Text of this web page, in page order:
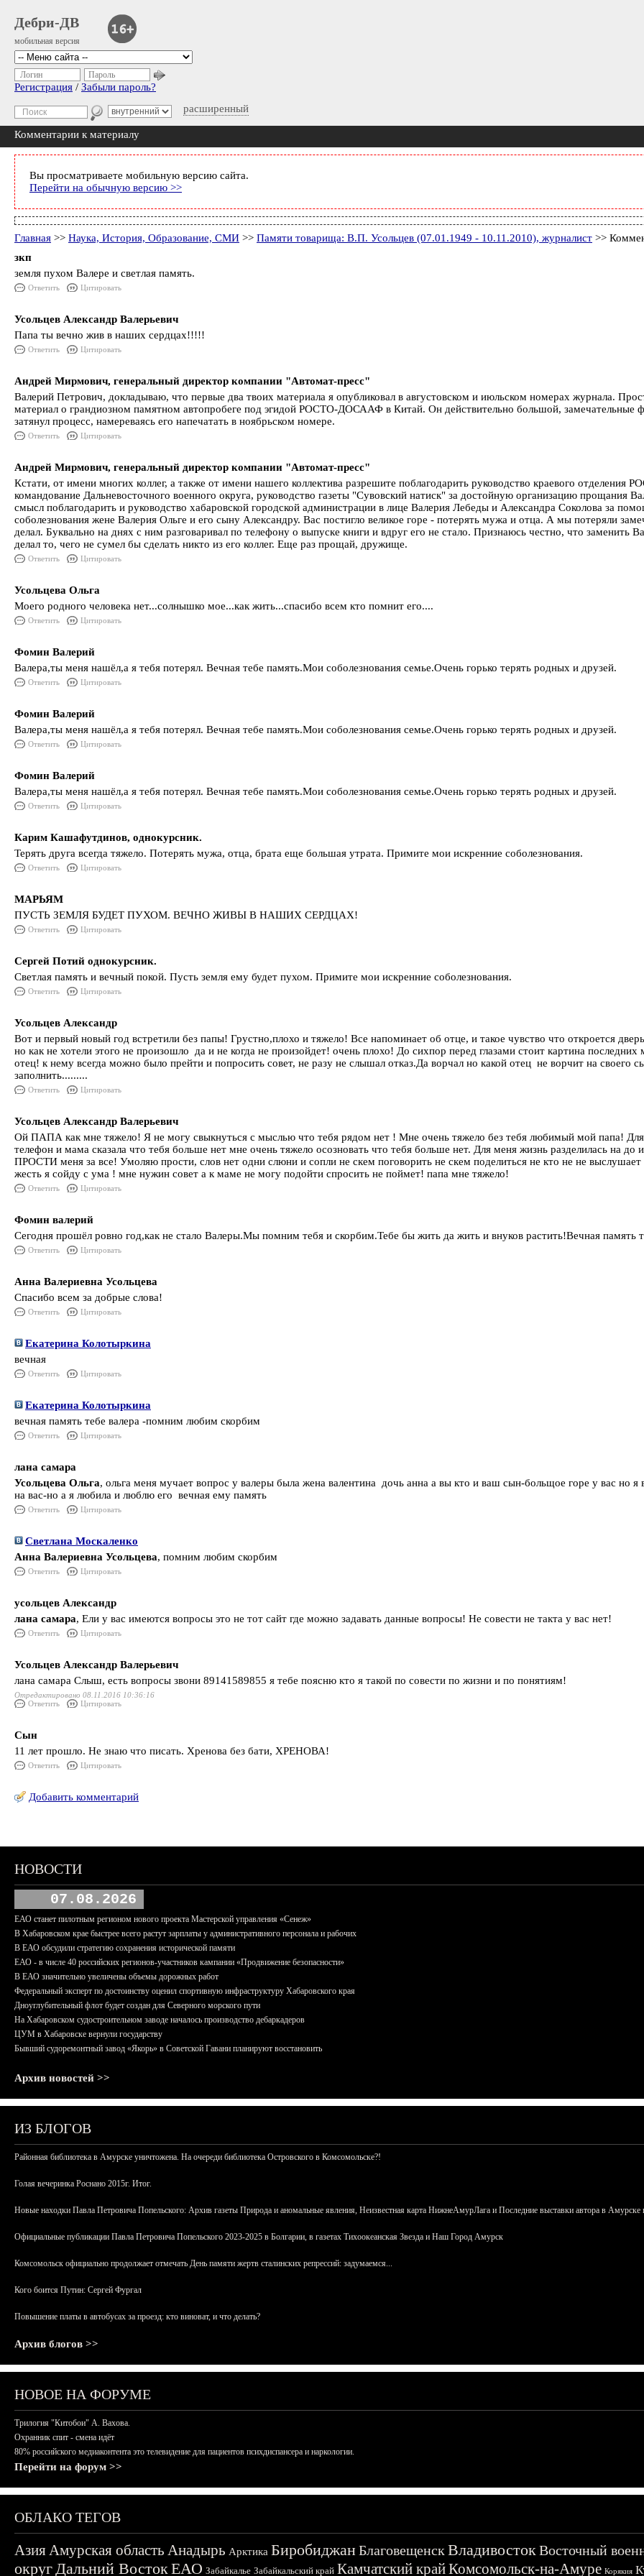
Дебри-ДВ
мобильная версия
расширенный
Логин Пароль
Регистрация / Забыли пароль?
Комментарии к материалу
Вы просматриваете мобильную версию сайта.
Перейти на обычную версию >>
Главная >> Наука, История, Образование, СМИ >> Памяти товарища: В.П. Усольцев (07.01.1949 - 10.11.2010), журналист >>
зкп
земля пухом Валере и светлая память.
Ответить Цитировать
Усольцев Александр Валерьевич
Папа ты вечно жив в наших сердцах!!!!!
Ответить Цитировать
Андрей Мирмович, генеральный директор компании "Автомат-пресс"
Валерий Петрович, докладываю, что первые два твоих материала я опубликовал в августовском и июльском номерах журнала.
материал о грандиозном памятном автопробеге под эгидой РОСТО-ДОСААФ в Китай. Он действительно большой, замечательные
затянул процесс, намереваясь его напечатать в ноябрьском номере.
Ответить Цитировать
Андрей Мирмович, генеральный директор компании "Автомат-пресс"
Кстати, от имени многих коллег, а также от имени нашего коллектива разрешите поблагодарить руководство краевого
командование Дальневосточного военного округа, руководство газеты "Сувовский натиск" за достойную организацию прощания
смысл поблагодарить и руководство хабаровской городской администрации в лице Валерия Лебеды и Александра Соколова за
соболезнования жене Валерия Ольге и его сыну Александру. Вас постигло великое горе - потерять мужа и отца. А мы потеряли
делал. Буквально на днях с ним разговаривал по телефону о выпуске книги и вдруг его не стало. Признаюсь честно, что
делал то, чего не сумел бы сделать никто из его коллег. Еще раз прощай, дружище.
Ответить Цитировать
Усольцева Ольга
Моего родного человека нет...солнышко мое...как жить...спасибо всем кто помнит его....
Ответить Цитировать
Фомин Валерий
Валера,ты меня нашёл,а я тебя потерял. Вечная тебе память.Мои соболезнования семье.Очень горько терять родных и друзей.
Ответить Цитировать
Фомин Валерий
Валера,ты меня нашёл,а я тебя потерял. Вечная тебе память.Мои соболезнования семье.Очень горько терять родных и друзей.
Ответить Цитировать
Фомин Валерий
Валера,ты меня нашёл,а я тебя потерял. Вечная тебе память.Мои соболезнования семье.Очень горько терять родных и друзей.
Ответить Цитировать
Карим Кашафутдинов, однокурсник.
Терять друга всегда тяжело. Потерять мужа, отца, брата еще большая утрата. Примите мои искренние соболезнования.
Ответить Цитировать
МАРЬЯМ
ПУСТЬ ЗЕМЛЯ БУДЕТ ПУХОМ. ВЕЧНО ЖИВЫ В НАШИХ СЕРДЦАХ!
Ответить Цитировать
Сергей Потий однокурсник.
Светлая память и вечный покой. Пусть земля ему будет пухом. Примите мои искренние соболезнования.
Ответить Цитировать
Усольцев Александр
Вот и первый новый год встретили без папы! Грустно,плохо и тяжело! Все напоминает об отце, и такое чувство что откроется
но как не хотели этого не произошло да и не когда не произойдет! очень плохо! До сихпор перед глазами стоит картина
отец! к нему всегда можно было прейти и попросить совет, не разу не слышал отказ.Да ворчал но какой отец не ворчит на своего
заполнить.........
Ответить Цитировать
Усольцев Александр Валерьевич
Ой ПАПА как мне тяжело! Я не могу свыкнуться с мыслью что тебя рядом нет ! Мне очень тяжело без тебя любимый мой папа! Для
телефон и мама сказала что тебя больше нет мне очень тяжело осозновать что тебя больше нет. Для меня жизнь разделилась на
ПРОСТИ меня за все! Умоляю прости, слов нет одни слюни и сопли не скем поговорить не скем поделиться не кто не не
жесть я сойду с ума ! мне нужин совет а к маме не могу подойти спросить не поймет! папа мне тяжело!
Ответить Цитировать
Фомин валерий
Сегодня прошёл ровно год,как не стало Валеры.Мы помним тебя и скорбим.Тебе бы жить да жить и внуков растить!Вечная
Ответить Цитировать
Анна Валериевна Усольцева
Спасибо всем за добрые слова!
Ответить Цитировать
Екатерина Колотыркина
вечная
Ответить Цитировать
Екатерина Колотыркина
вечная память тебе валера -помним любим скорбим
Ответить Цитировать
лана самара
Усольцева Ольга, ольга меня мучает вопрос у валеры была жена валентина дочь анна а вы кто и ваш сын-больщое горе у вас но
на вас-но а я любила и люблю его вечная ему память
Ответить Цитировать
Светлана Москаленко
Анна Валериевна Усольцева, помним любим скорбим
Ответить Цитировать
усольцев Александр
лана самара, Ели у вас имеются вопросы это не тот сайт где можно задавать данные вопросы! Не совести не такта у вас нет!
Ответить Цитировать
Усольцев Александр Валерьевич
лана самара Слыш, есть вопросы звони 89141589855 я тебе поясню кто я такой по совести по жизни и по понятиям!
Отредактировано 08.11.2016 10:36:16
Ответить
Цитировать
Сын
11 лет прошло. Не знаю что писать. Хренова без бати, ХРЕНОВА!
Ответить Цитировать
Добавить комментарий
НОВОСТИ
07.08.2026
ЕАО станет пилотным регионом нового проекта Мастерской управления «Сенеж»
В Хабаровском крае быстрее всего растут зарплаты у административного персонала и рабочих
В ЕАО обсудили стратегию сохранения исторической памяти
ЕАО - в числе 40 российских регионов-участников кампании «Продвижение безопасности»
В ЕАО значительно увеличены объемы дорожных работ
Федеральный эксперт по достоинству оценил спортивную инфраструктуру Хабаровского края
Дноуглубительный флот будет создан для Северного морского пути
На Хабаровском судостроительном заводе началось производство дебаркадеров
ЦУМ в Хабаровске вернули государству
Бывший судоремонтный завод «Якорь» в Советской Гавани планируют восстановить
Архив новостей >>
ИЗ БЛОГОВ
Районная библиотека в Амурске уничтожена. На очереди библиотека Островского в Комсомольске?!
Голая вечеринка Роснано 2015г. Итог.
Новые находки Павла Петровича Попельского: Архив газеты Природа и аномальные явления, Неизвестная карта НижнеАмурЛага и Последние выставки автора в Амурске
Официальные публикации Павла Петровича Попельского 2023-2025 в Болгарии, в газетах Тихоокеанская Звезда и Наш Город Амурск
Комсомольск официально продолжает отмечать День памяти жертв сталинских репрессий: задумаемся...
Кого боится Путин: Сергей Фургал
Повышение платы в автобусах за проезд: кто виноват, и что делать?
Архив блогов >>
НОВОЕ НА ФОРУМЕ
Трилогия "Китобои" А. Вахова.
Охранник спит - смена идёт
80% российского медиаконтента это телевидение для пациентов психдиспансера и наркологии.
Перейти на форум >>
ОБЛАКО ТЕГОВ
АзияАмурская область Анадырь Арктика БиробиджанБлаговещенскВладивостокВосточный
округДальний ВостокЕАО Забайкалье Забайкальский край Камчатский крайКомсомольск-на-Амуре Корякия